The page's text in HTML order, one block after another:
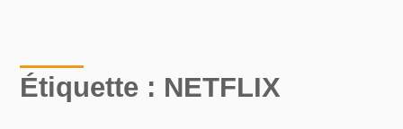
Étiquette : NETFLIX